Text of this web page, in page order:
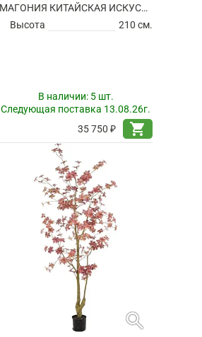
МАГОНИЯ КИТАЙСКАЯ ИСКУССТВЕННАЯ
Высота
210 см.
В наличии: 5 шт.
Следующая поставка 13.08.26г.
35 750 ₽
shopping_cart
search